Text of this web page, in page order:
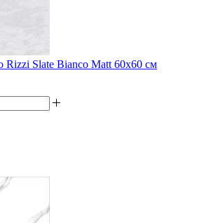
Rizzi Slate Bianco Matt 60x60 см